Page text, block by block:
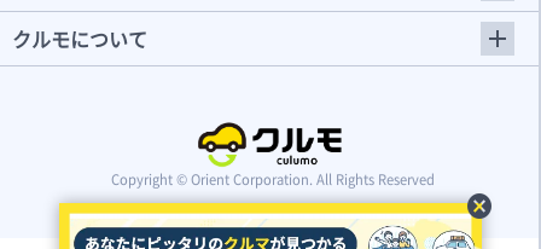
cancel
クルモについて
Copyright © Orient Corporation. All Rights Reserved